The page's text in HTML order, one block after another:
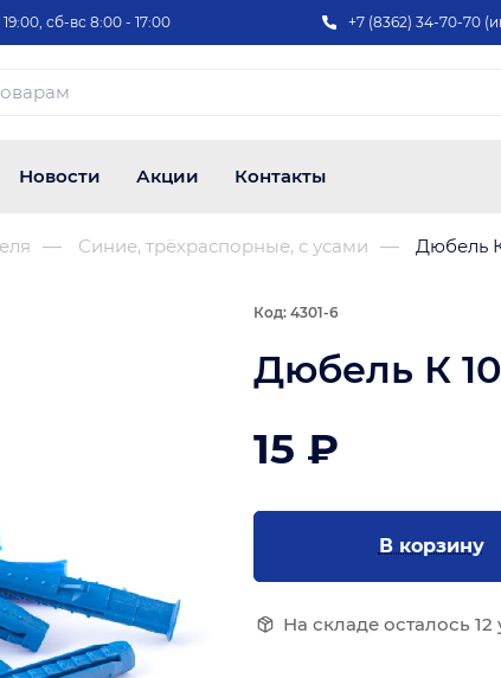
сб-вс 8:00 - 17:00 +7 (8362) 34-70-70
Новости Акции Контакты
Синие, трёхраспорные, с усами Дюбель
Код: 4301-6
Дюбель К
15 ₽
В корзину
На складе осталось 12